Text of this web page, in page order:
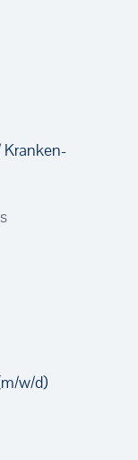
Kranken­
w/d)